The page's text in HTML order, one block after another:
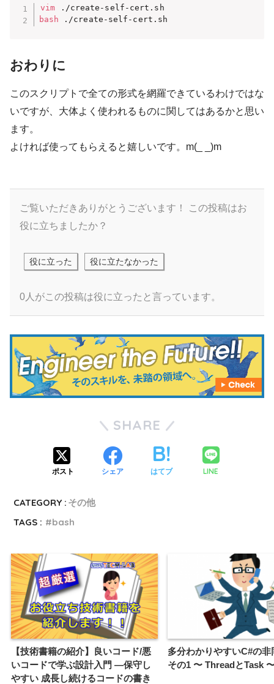
vim
bash ./create-self-cert.sh
おわりに
このスクリプトで全ての形式を網羅できているわけではな
いですが、大体よく使われるものに関してはあるかと思い
ます。
よければ使ってもらえると嬉しいです。m(_ _)m
ご覧いただきありがとうございます！
この投稿はお
役に立ちましたか？
役に立った 役に立たなかった
0人がこの投稿は役に立ったと言っています。
SHARE
ポスト シェア はてブ LINE
CATEGORY : その他
TAGS :
bash
【技術書籍の紹介】良いコード/悪
いコードで学ぶ設計入門 ―保守し
やすい 成長し続けるコードの書き
多分わかりやすいC#の非
その1 〜 ThreadとTask